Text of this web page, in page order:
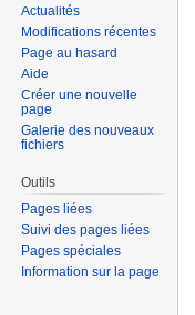
Actualités
Modifications récentes
Page au hasard
Aide
Créer une nouvelle
page
Galerie des nouveaux
fichiers
Outils
Pages liées
Suivi des pages liées
Pages spéciales
Information sur la page